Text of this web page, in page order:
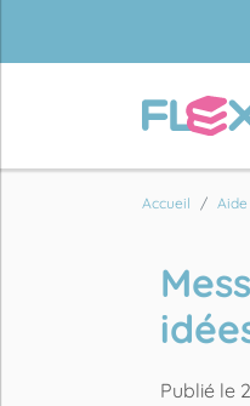
Accueil Aide
Publié le